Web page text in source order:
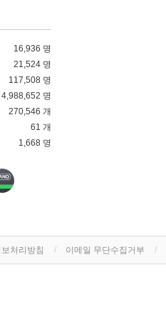
16,936 명
21,524 명
117,508 명
4,988,652 명
270,546 개
61 개
1,668 명
처리방침 이메일 무단수집거부